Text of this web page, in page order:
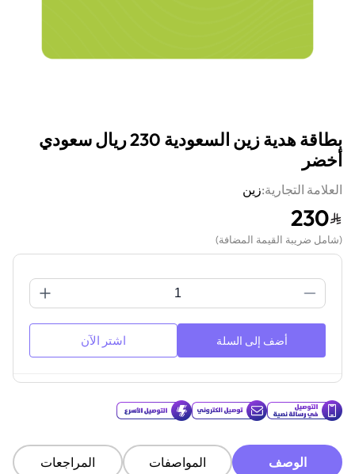
بطاقة هدية زين السعودية 230 ريال سعودي
أخضر
العلامة التجارية:زين
230
(شامل ضريبة القيمة المضافة)
أضف إلى السلة اشتر الآن
الوصف المواصفات المراجعات